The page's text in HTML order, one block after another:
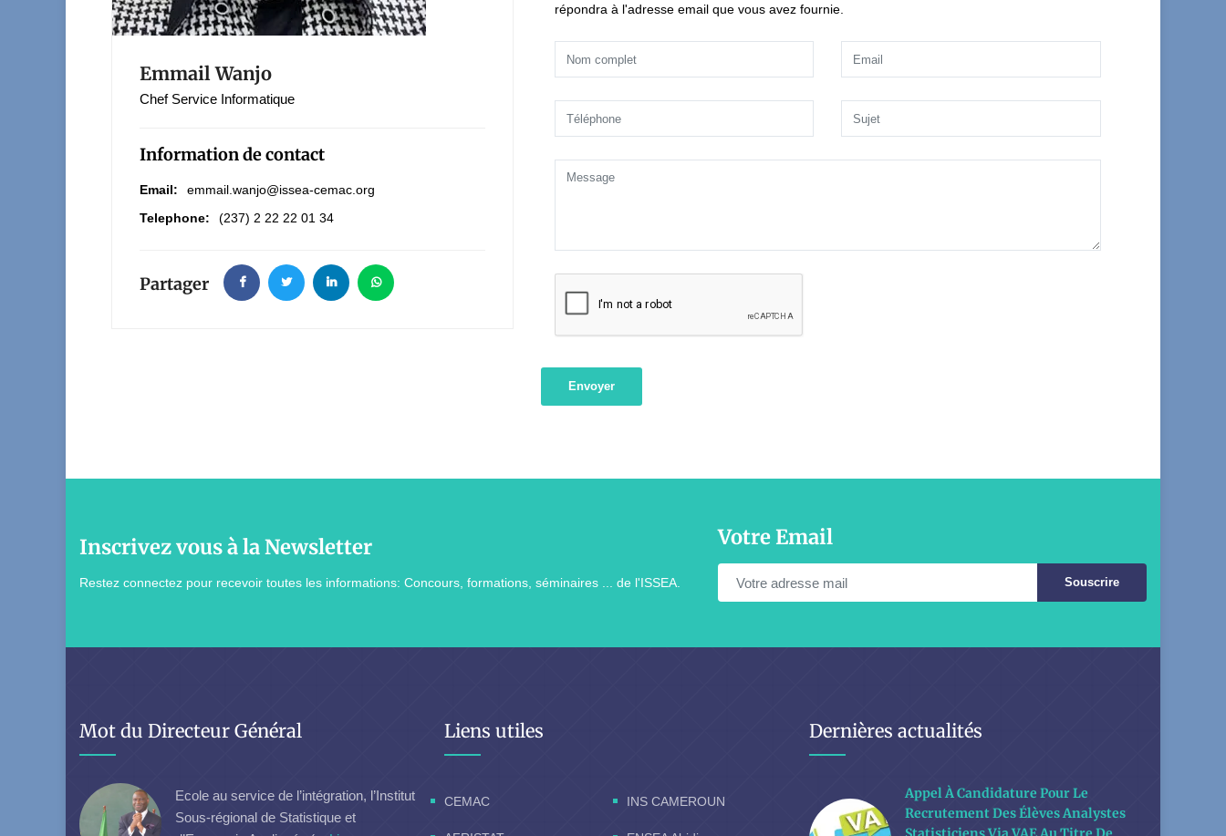
Emmail Wanjo
Chef Service Informatique
Information de contact
Email:
emmail.wanjo@issea-cemac.org
Telephone:
(237) 2 22 22 01 34
Partager
répondra à l'adresse email que vous avez fournie.
Envoyer
Inscrivez vous à la Newsletter
Restez connectez pour recevoir toutes les informations: Concours, formations, séminaires ... de l'ISSEA.
Votre Email
Souscrire
Mot du Directeur Général
Ecole au service de l’intégration, l’Institut
Sous-régional de Statistique et
Liens utiles
CEMAC INS CAMEROUN
Dernières actualités
Appel À Candidature Pour Le
Recrutement Des Élèves Analystes